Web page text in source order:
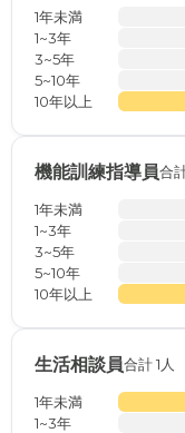
1年未満
1~3年
3~5年
5~10年
10年以上
機能訓練指導員合
1年未満
1~3年
3~5年
5~10年
10年以上
生活相談員合計 1人
1年未満
1~3年